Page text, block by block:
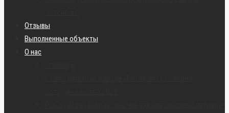
Отзывы
Выполненные объекты
О нас